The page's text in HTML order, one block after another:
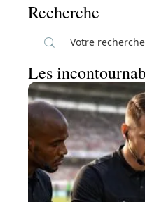
Recherche
Les